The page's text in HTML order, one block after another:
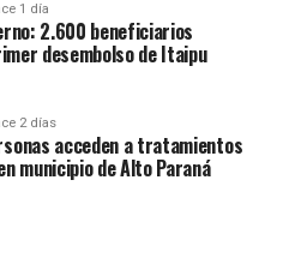
1 día
2.600 beneficiarios
desembolso de Itaipu
2 días
acceden a tratamientos
municipio de Alto Paraná